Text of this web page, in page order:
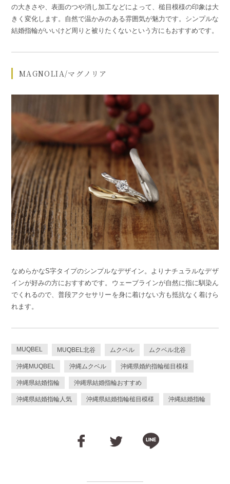
の大きさや、表面のつや消し加工などによって、槌目模様の印象は大
きく変化します。自然で温かみのある雰囲気が魅力です。シンプルな
結婚指輪がいいけど周りと被りたくないという方にもおすすめです。
MAGNOLIA/マグノリア
なめらかなS字タイプのシンプルなデザイン。よりナチュラルなデザ
インが好みの方におすすめです。ウェーブラインが自然に指に馴染ん
でくれるので、普段アクセサリーを身に着けない方も抵抗なく着けら
れます。
MUQBEL MUQBEL北谷 ムクベル ムクベル北谷
沖縄MUQBEL 沖縄ムクベル 沖縄県婚約指輪槌目模様
沖縄県結婚指輪 沖縄県結婚指輪おすすめ
沖縄県結婚指輪人気 沖縄県結婚指輪槌目模様 沖縄結婚指輪